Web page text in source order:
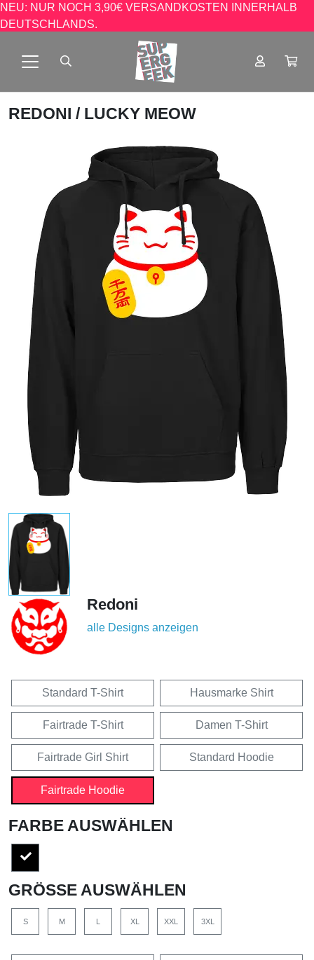
NEU: NUR NOCH 3,90€ VERSANDKOSTEN INNERHALB
DEUTSCHLANDS.
REDONI / LUCKY MEOW
Redoni
alle Designs anzeigen
Standard T-Shirt Hausmarke Shirt
Fairtrade T-Shirt Damen T-Shirt
Fairtrade Girl Shirt Standard Hoodie
Fairtrade Hoodie
FARBE AUSWÄHLEN
GRÖSSE AUSWÄHLEN
S M L XL XXL 3XL